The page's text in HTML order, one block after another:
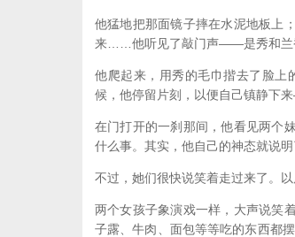
他猛地把那面镜子摔在水泥地板上
来……他听见了敲门声——是秀和兰
他爬起来，用秀的毛巾揩去了脸上
候，他停留片刻，以便自己镇静下
在门打开的一刹那间，他看见两个
什么事。其实，他自己的神态就说明
不过，她们很快说笑着走过来了。
两个女孩子象演戏一样，大声说笑
子露、牛肉、面包等等吃的东西都